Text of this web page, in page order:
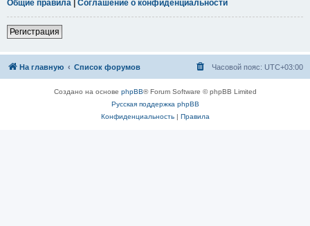
Общие правила | Соглашение о конфиденциальности
Регистрация
На главную Список форумов Часовой пояс: UTC+03:00
Создано на основе phpBB® Forum Software © phpBB Limited
Русская поддержка phpBB
Конфиденциальность| Правила